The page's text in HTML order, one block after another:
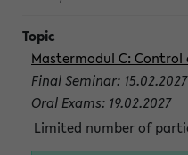
Mastermodul C: Control
Final Seminar: 15.02.2027
Oral Exams: 19.02.2027
Limited number of